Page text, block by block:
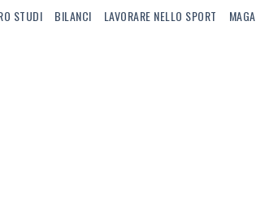
STUDI BILANCI LAVORARE NELLO SPORT